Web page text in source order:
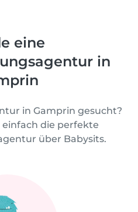
eine
in
in Gamprin gesucht?
einfach die perfekte
über Babysits.